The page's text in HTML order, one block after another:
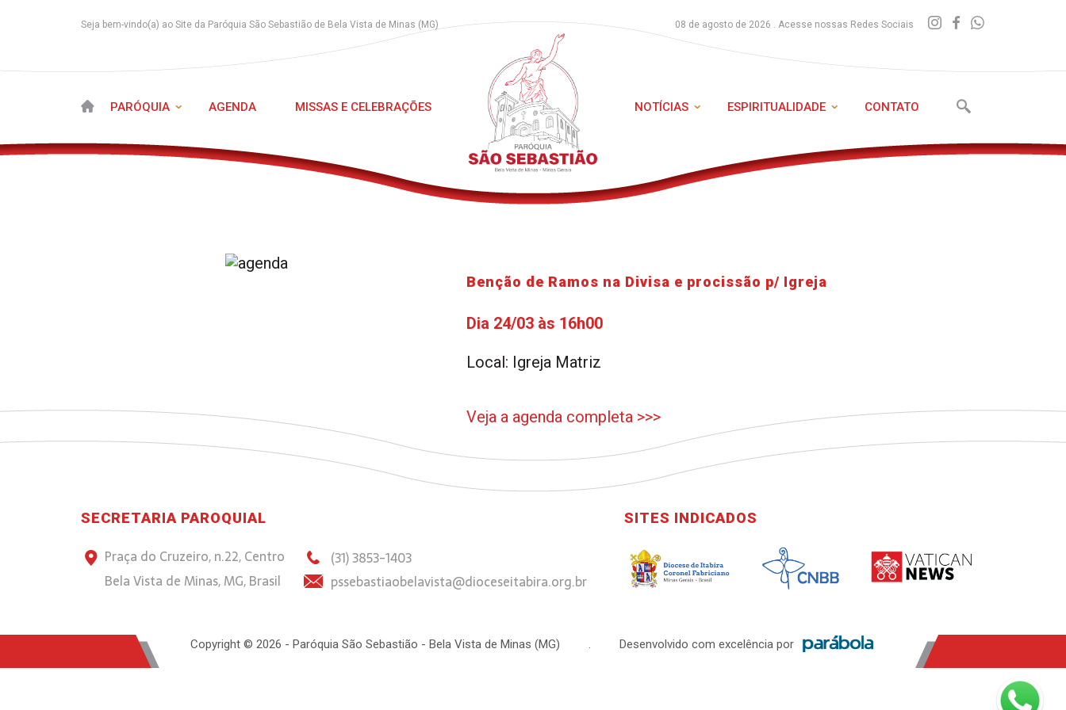
Seja bem-vindo(a) ao Site da Paróquia São Sebastião de Bela Vista de Minas (MG) 08 de agosto de 2026 . Acesse nossas Redes Sociais
PARÓQUIA AGENDA MISSAS E CELEBRAÇÕES NOTÍCIAS ESPIRITUALIDADE CONTATO
Benção de Ramos na Divisa e procissão p/ Igreja
Dia 24/03 às 16h00
Local: Igreja Matriz
Veja a agenda completa >>>
SECRETARIA PAROQUIAL
Praça do Cruzeiro, n.22, Centro
Bela Vista de Minas, MG, Brasil
(31) 3853-1403
pssebastiaobelavista@dioceseitabira.org.br
SITES INDICADOS
Copyright © 2026 - Paróquia São Sebastião - Bela Vista de Minas (MG) . Desenvolvido com excelência por